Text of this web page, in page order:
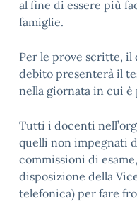
al fine di essere più
famiglie.
Per le prove scritte,
debito presenterà il
nella giornata in cui è
Tutti i docenti
quelli non impegnati
commissioni di
disposizione della
telefonica) per fare